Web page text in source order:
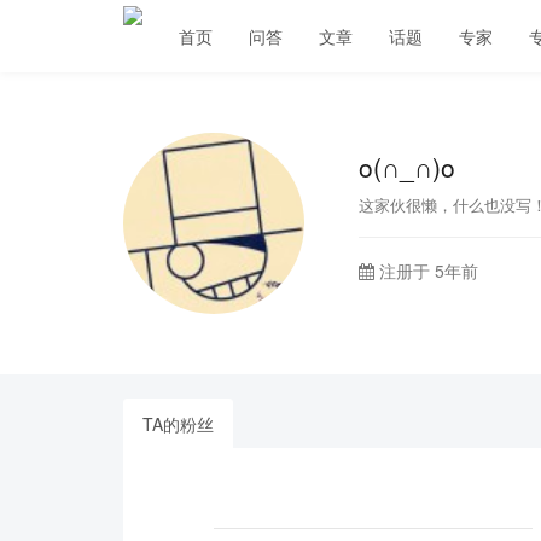
首页 问答 文章 话题 专家
o(∩_∩)o
这家伙很懒，什么也没写！
注册于 5年前
TA的粉丝